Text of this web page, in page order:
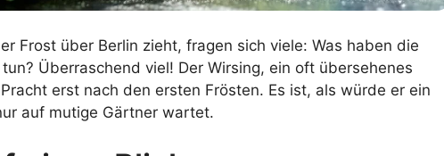
Frost über Berlin zieht, fragen sich viele: Was haben die
Überraschend viel! Der Wirsing, ein oft übersehenes
erst nach den ersten Frösten. Es ist, als würde er ein
auf mutige Gärtner wartet.